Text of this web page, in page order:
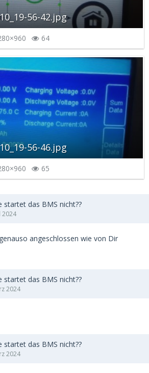
56-42.jpg
64
56-46.jpg
65
startet das BMS nicht??
2024
angeschlossen wie von Dir
startet das BMS nicht??
2024
startet das BMS nicht??
2024